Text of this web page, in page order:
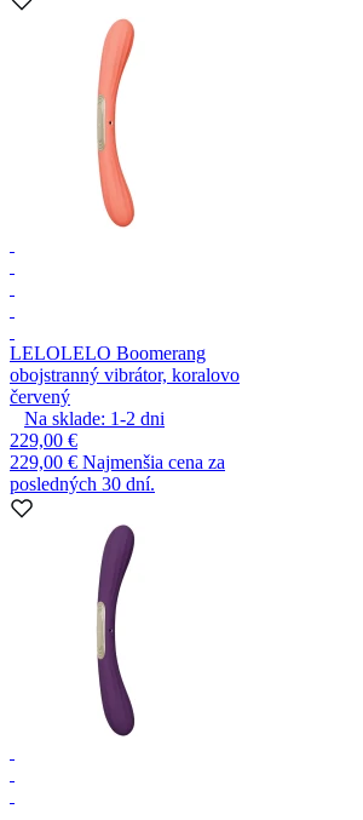
LELOLELO Boomerang
obojstranný vibrátor, koralovo
červený
Na sklade: 1-2 dni
229,00 €
229,00 € Najmenšia cena za
posledných 30 dní.